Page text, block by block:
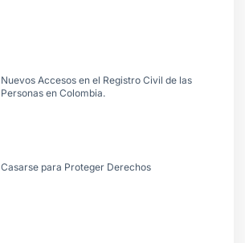
Nuevos Accesos en el Registro Civil de las
Personas en Colombia.
Casarse para Proteger Derechos